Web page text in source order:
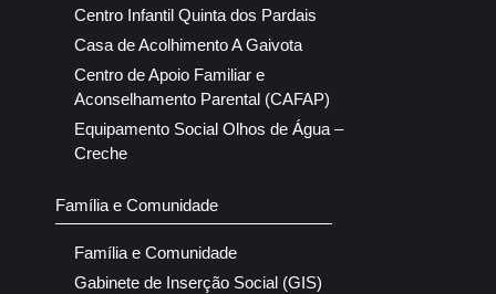
Centro Infantil Quinta dos Pardais
Casa de Acolhimento A Gaivota
Centro de Apoio Familiar e
Aconselhamento Parental (CAFAP)
Equipamento Social Olhos de Água –
Creche
Família e Comunidade
Família e Comunidade
Gabinete de Inserção Social (GIS)